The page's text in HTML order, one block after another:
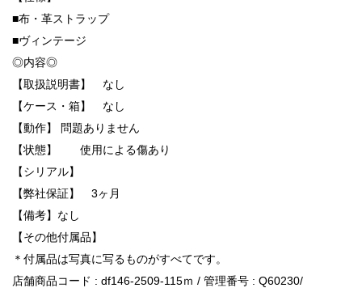
■布・革ストラップ
■ヴィンテージ
◎内容◎
【取扱説明書】 なし
【ケース・箱】 なし
【動作】 問題ありません
【状態】 使用による傷あり
【シリアル】
【弊社保証】 3ヶ月
【備考】なし
【その他付属品】
＊付属品は写真に写るものがすべてです。
店舗商品コード : df146-2509-115ｍ / 管理番号 : Q60230/